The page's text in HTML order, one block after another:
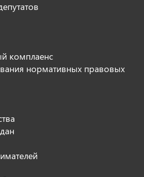
комплаенс
нормативных правовых